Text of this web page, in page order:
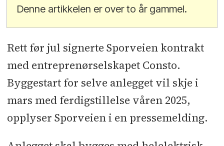
Denne artikkelen er over to år gammel.
Rett før jul signerte Sporveien kontrakt
med entreprenørselskapet Consto.
Byggestart for selve anlegget vil skje i
mars med ferdigstillelse våren 2025,
opplyser Sporveien i en pressemelding.